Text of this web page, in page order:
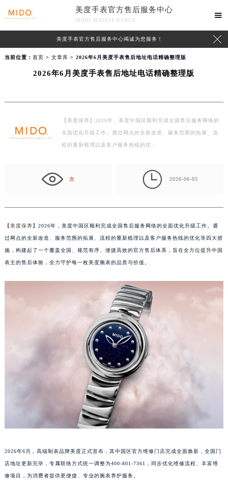
美度手表官方售后服务中心
MIDO MAINTENANCE

美度手表官方售后服务中心竭诚为您服务！ 
当前位置： 首页 > 文章库 > 2026年6月美度手表售后地址电话精确整理版
2026年6月美度手表售后地址电话精确整理版
【美度保养】2026年，美度中国区顺利完成全国售后服务网络的
全面优化升级工作。通过网点的全新改造、服务范围的拓展、流
程的重新梳理以及客户服务热线的优…
次  2026-06-05
【美度保养】2026年，美度中国区顺利完成全国售后服务网络的全面优化升级工作。通
过网点的全新改造、服务范围的拓展、流程的重新梳理以及客户服务热线的优化等四大措
施，构建起了一个覆盖全国、规范有序、便捷高效的官方售后体系，旨在全方位提升中国
表主的售后体验，全力守护每一枚美度腕表的品质与价值。
2026年6月，高端制表品牌美度正式宣布，其中国区官方维修门店完成全面焕新，全国门
店地址更新完毕，专属联络方式统一调整为400-801-7361，同步优化维修流程、丰富维
修项目，为消费者提供更便捷、专业的腕表养护服务。